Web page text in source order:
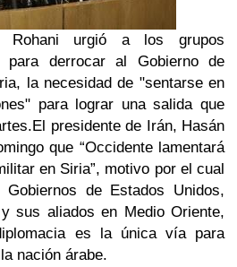
Rohani urgió a los grupos
para derrocar al Gobierno de
la necesidad de "sentarse en
para lograr una salida que
El presidente de Irán, Hasán
que “Occidente lamentará
en Siria”, motivo por el cual
de Estados Unidos,
sus aliados en Medio Oriente,
es la única vía para
nación árabe.